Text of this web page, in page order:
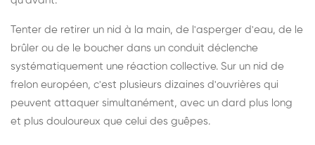
Tenter de retirer un nid à la main, de l'asperger d'eau, de le
brûler ou de le boucher dans un conduit déclenche
systématiquement une réaction collective. Sur un nid de
frelon européen, c'est plusieurs dizaines d'ouvrières qui
peuvent attaquer simultanément, avec un dard plus long
et plus douloureux que celui des guêpes.